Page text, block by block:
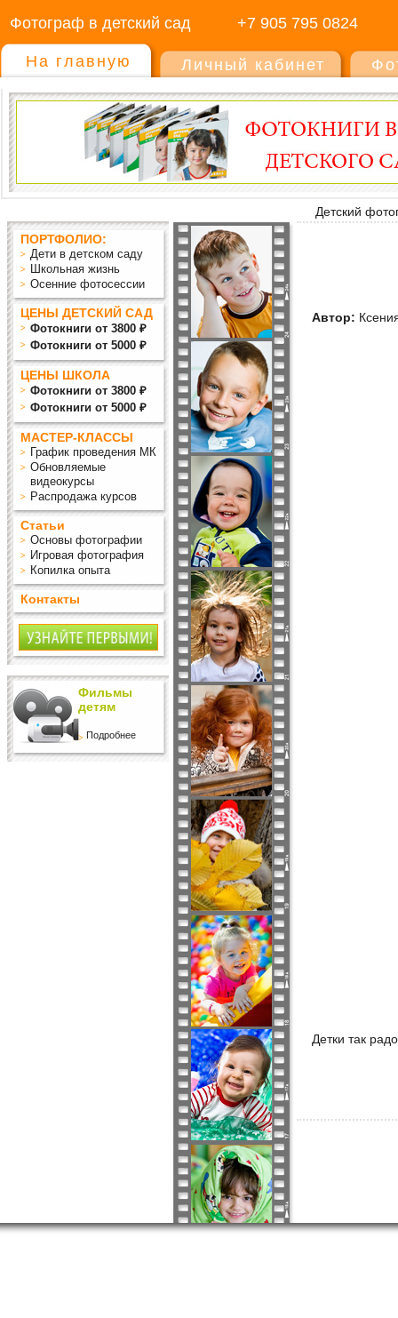
Фотограф в детский сад +7 905 795 0824
На главную Личный кабинет
Детский
ПОРТФОЛИО:
Дети в детском саду
Школьная жизнь
Осенние фотосессии
ЦЕНЫ ДЕТСКИЙ САД
Фотокниги от 3800 ₽
Фотокниги от 5000 ₽
ЦЕНЫ ШКОЛА
Фотокниги от 3800 ₽
Фотокниги от 5000 ₽
МАСТЕР-КЛАССЫ
График проведения МК
Обновляемые
видеокурсы
Распродажа курсов
Статьи
Основы фотографии
Игровая фотография
Копилка опыта
Контакты
Фильмы
детям
Подробнее
Автор:
Детки так